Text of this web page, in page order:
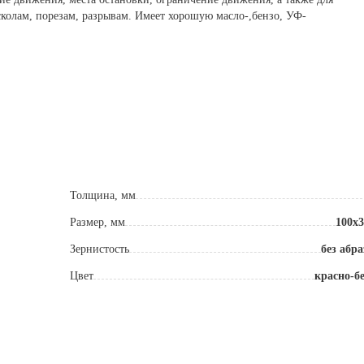
порезам, разрывам. Имеет хорошую масло-,бензо, УФ-
максимальное механическое растягивающее напряжение, которое
и приспосабливаться к различным поверхностям
Толщина, мм
Размер, мм
Зернистость без
Цвет красно-